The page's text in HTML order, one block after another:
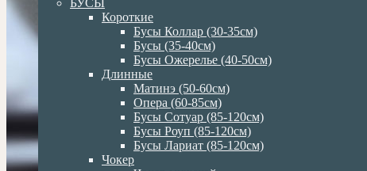
БУСЫ
Короткие
Бусы Коллар (30-35см)
Бусы (35-40см)
Бусы Ожерелье (40-50см)
Длинные
Матинэ (50-60см)
Опера (60-85см)
Бусы Сотуар (85-120см)
Бусы Роуп (85-120см)
Бусы Лариат (85-120см)
Чокер